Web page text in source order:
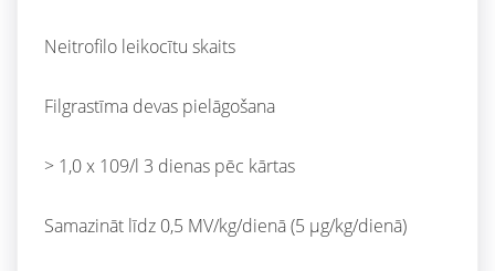
Neitrofilo leikocītu skaits
Filgrastīma devas pielāgošana
> 1,0 x 109/l 3 dienas pēc kārtas
Samazināt līdz 0,5 MV/kg/dienā (5 μg/kg/dienā)